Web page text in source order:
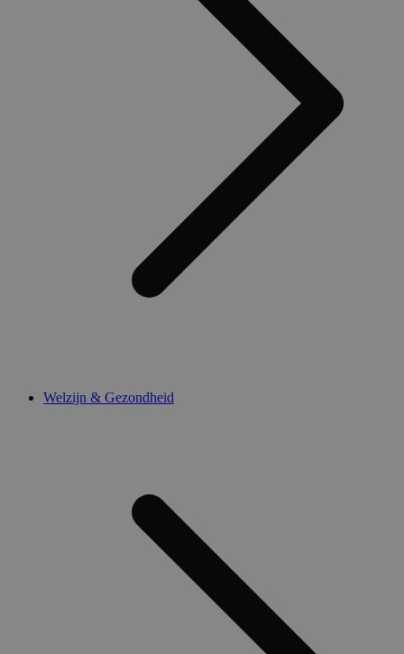
Welzijn & Gezondheid